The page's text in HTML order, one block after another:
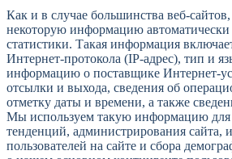
Как и в случае большинства веб-
некоторую информацию
статистики. Такая информация
Интернет-протокола (IP-адрес), тип и
информацию о поставщике Интернет-
отсылки и выхода, сведения об
отметку даты и времени, а также
Мы используем такую информацию для
тенденций, администрирования сайта,
пользователей на сайте и сбора